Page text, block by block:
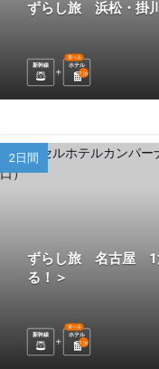
ずらし旅 浜松・掛
新幹線 ホテル
選べる
1 泊
2日間
ずらし旅 名古屋 1
る！＞
新幹線 ホテル
選べる
1 泊